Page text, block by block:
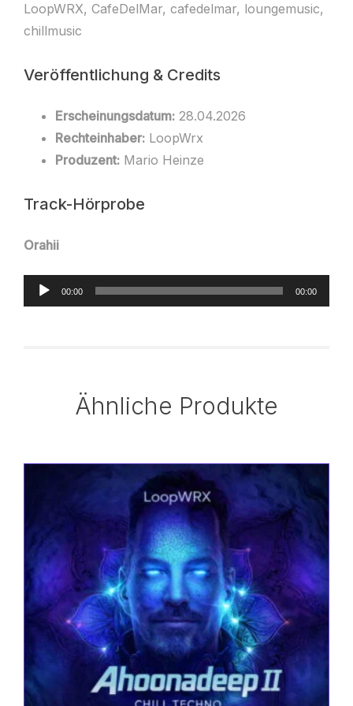
LoopWRX, CafeDelMar, cafedelmar, loungemusic,
chillmusic
Veröffentlichung & Credits
Erscheinungsdatum: 28.04.2026
Rechteinhaber: LoopWrx
Produzent: Mario Heinze
Track-Hörprobe
Orahii
Audio-
Player
00:00 00:00
Ähnliche Produkte